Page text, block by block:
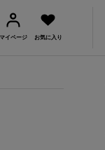
イページ お気に入り